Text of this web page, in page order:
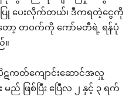
ြု ပေးလိုက်တယ်၊ ဒီကရတဲ့ငွေကို
ော့ တဝက်ကို ကော်မတီရဲ့ ရန်ပုံ
။
ပိဋကတ်ကျောင်းဆောင်အလှူ
ဖြစ်ပြီး ဧပြီလ ၂ နှင့် ၃ ရက်